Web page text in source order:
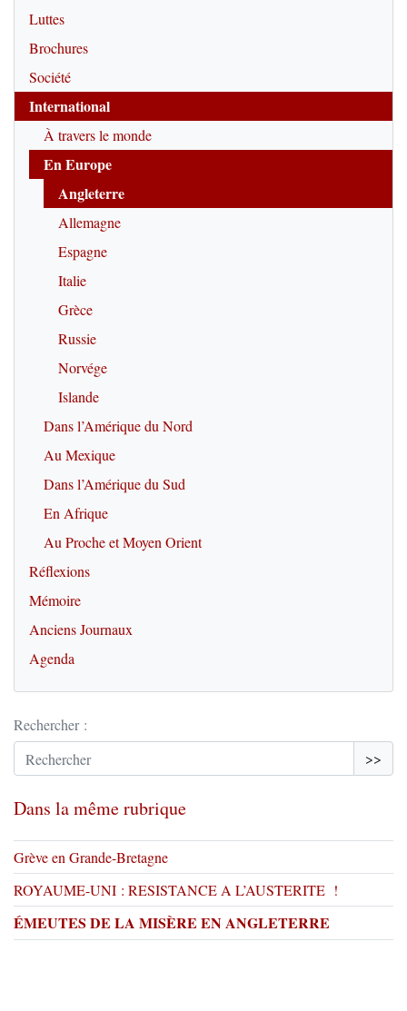
Luttes
Brochures
Société
International
À travers le monde
En Europe
Angleterre
Allemagne
Espagne
Italie
Grèce
Russie
Norvége
Islande
Dans l’Amérique du Nord
Au Mexique
Dans l’Amérique du Sud
En Afrique
Au Proche et Moyen Orient
Réflexions
Mémoire
Anciens Journaux
Agenda
Rechercher :
>>
Dans la même rubrique
Grève en Grande-Bretagne
ROYAUME-UNI : RESISTANCE A L’AUSTERITE !
ÉMEUTES DE LA MISÈRE EN ANGLETERRE